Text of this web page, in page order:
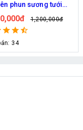
Daehan DH 50 - Hỗ trợ
đến 50 béc phun
2,129,000đ
21